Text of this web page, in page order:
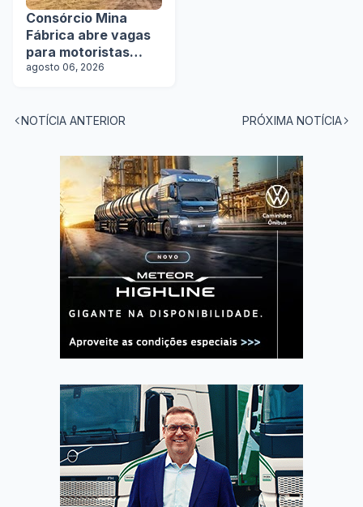
Consórcio Mina
Fábrica abre vagas
para motoristas
categoria D
agosto 06, 2026
NOTÍCIA ANTERIOR PRÓXIMA NOTÍCIA